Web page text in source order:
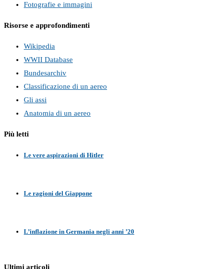
Fotografie e immagini
Risorse e approfondimenti
Wikipedia
WWII Database
Bundesarchiv
Classificazione di un aereo
Gli assi
Anatomia di un aereo
Più letti
Le vere aspirazioni di Hitler
Le ragioni del Giappone
L’inflazione in Germania negli anni ’20
Ultimi articoli